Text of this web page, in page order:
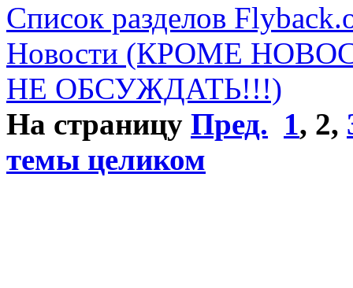
Список разделов
Новости (КРОМЕ
НЕ ОБСУЖДАТЬ!!!)
На страницу Пред. 1, 2,
темы целиком